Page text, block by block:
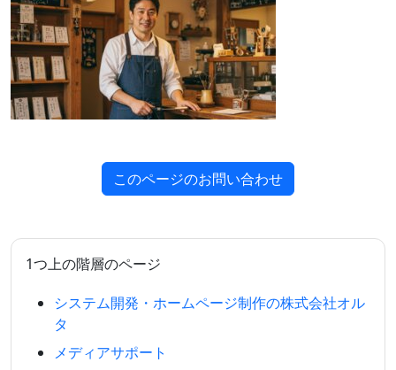
このページのお問い合わせ
1つ上の階層のページ
システム開発・ホームページ制作の株式会社オル
タ
メディアサポート